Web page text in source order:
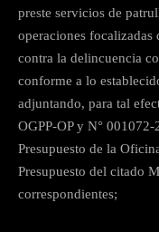
preste servicios de
operaciones
contra la delincuencia
conforme a lo
adjuntando, para tal
OGPP-OP y N°
Presupuesto de la
Presupuesto del citado
correspondientes;